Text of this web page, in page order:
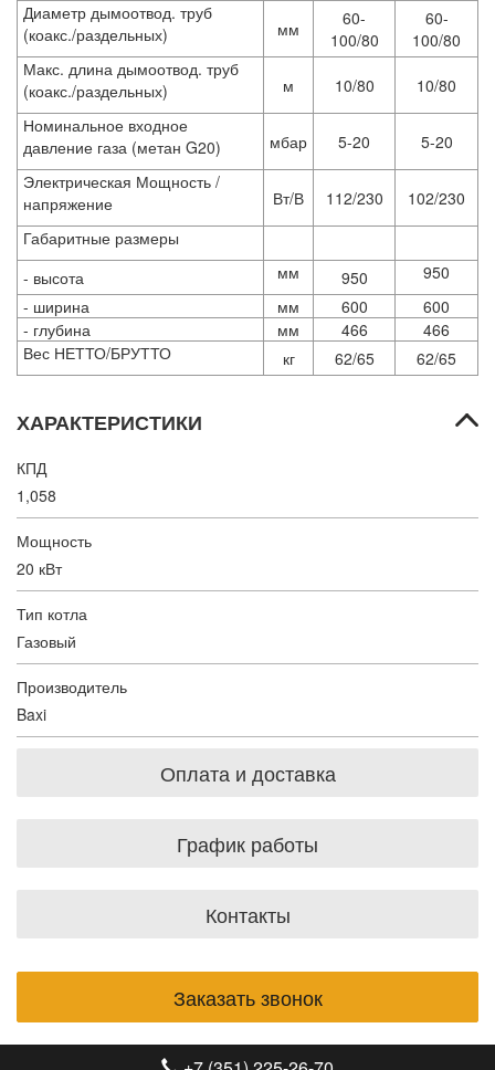
Диаметр дымоотвод. труб
(коакс./раздельных)
мм
60-
100/80
60-
100/80
Макс. длина дымоотвод. труб
(коакс./раздельных)
м 10/80
10/80
Номинальное входное
давление газа (метан G20)
мбар 5-20
5-20
Электрическая Мощность /
напряжение
Вт/В 112/230
102/230
Габаритные размеры
- высота
мм 950
950
- ширина
мм 600
600
- глубина
мм 466
466
Вес НЕТТО/БРУТТО
кг 62/65 62/65
ХАРАКТЕРИСТИКИ
КПД
1,058
Мощность
20 кВт
Тип котла
Газовый
Производитель
Baxi
Оплата и доставка
График работы
Контакты
Заказать звонок